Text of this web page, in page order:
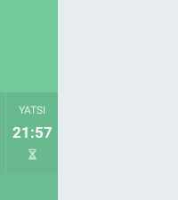
YATSI
21:57